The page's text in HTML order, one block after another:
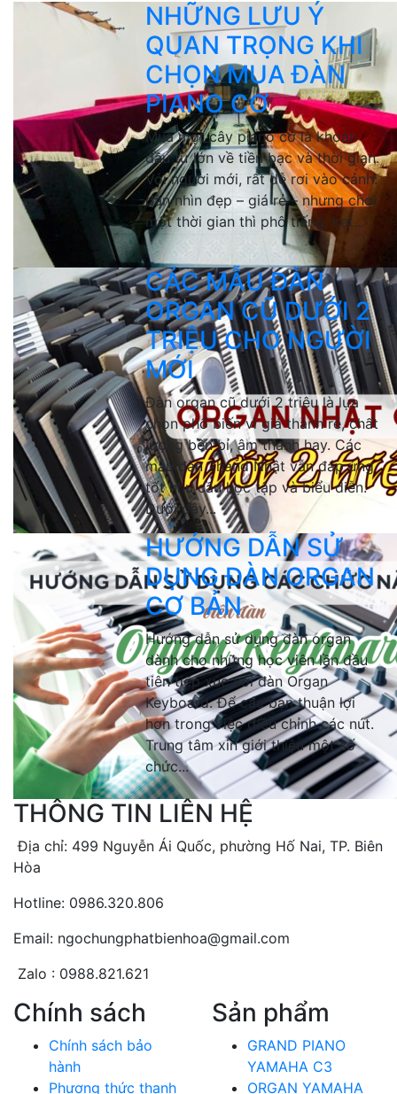
NHỮNG LƯU Ý
QUAN TRỌNG KHI
CHỌN MUA ĐÀN
PIANO CƠ
Mua một cây piano cơ là khoản
đầu tư lớn về tiền bạc và thời gian.
Với người mới, rất dễ rơi vào cảnh:
đàn nhìn đẹp – giá rẻ – nhưng chơi
một thời gian thì phô tiếng, kẹt...
CÁC MẪU ĐÀN
ORGAN CŨ DƯỚI 2
TRIỆU CHO NGƯỜI
MỚI
Đàn organ cũ dưới 2 triệu là lựa
chọn phổ biến vì giá thành rẻ, chất
lượng bền bỉ, âm thanh hay. Các
mẫu đàn 2hand Nhật vẫn đáp ứng
tốt nhu cầu học tập và biểu diễn.
Dưới đây...
HƯỚNG DẪN SỬ
DỤNG ĐÀN ORGAN
CƠ BẢN
Hướng dẫn sử dụng đàn organ
dành cho những học viên lần đầu
tiên tiếp xúc với đàn Organ
Keyboard. Để các bạn thuận lợi
hơn trong việc điều chỉnh các nút.
Trung tâm xin giới thiệu một số
chức...
THÔNG TIN LIÊN HỆ
Địa chỉ: 499 Nguyễn Ái Quốc, phường Hố Nai, TP. Biên
Hòa
Hotline: 0986.320.806
Email: ngochungphatbienhoa@gmail.com
Zalo : 0988.821.621
Chính sách
Chính sách bảo
hành
Phương thức thanh
Sản phẩm
GRAND PIANO
YAMAHA C3
ORGAN YAMAHA